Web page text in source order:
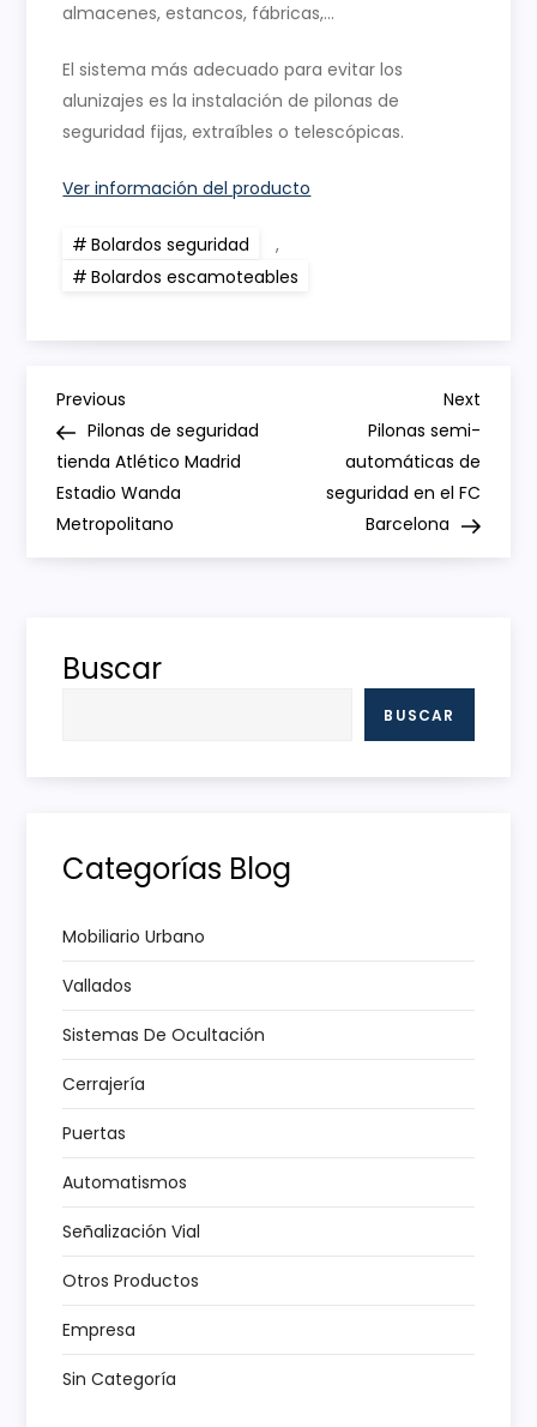
almacenes, estancos, fábricas,…
El sistema más adecuado para evitar los
alunizajes es la instalación de pilonas de
seguridad fijas, extraíbles o telescópicas.
Ver información del producto
Bolardos seguridad
,
Bolardos escamoteables
N
a
v
a
ó
n
d
e
e
n
t
r
a
d
Previous
Post
Previous
Pilonas de seguridad
tienda Atlético Madrid
Estadio Wanda
Metropolitano
Next
Post
Next
Pilonas semi-
automáticas de
seguridad en el FC
Barcelona
Buscar
BUSCAR
Categorías Blog
Mobiliario Urbano
Vallados
Sistemas De Ocultación
Cerrajería
Puertas
Automatismos
Señalización Vial
Otros Productos
Empresa
Sin Categoría